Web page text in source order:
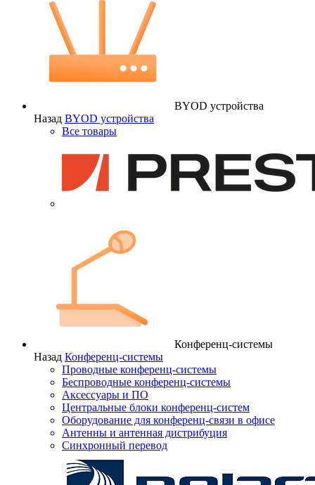
BYOD устройства
Назад BYOD устройства
Все товары
Конференц-системы
Назад Конференц-системы
Проводные конференц-системы
Беспроводные конференц-системы
Аксессуары и ПО
Центральные блоки конференц-систем
Оборудование для конференц-связи в офисе
Антенны и антенная дистрибуция
Синхронный перевод